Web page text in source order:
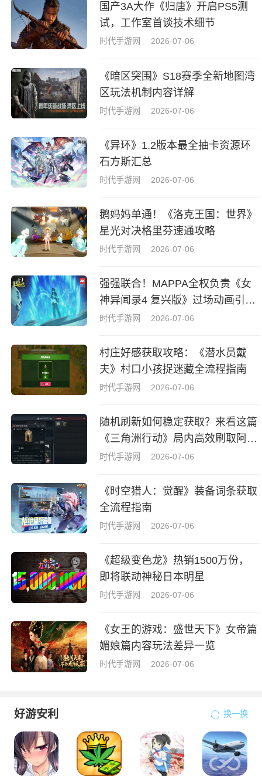
国产3A大作《归唐》开启PS5测
试，工作室首谈技术细节
时代手游网 2026-07-06
《暗区突围》S18赛季全新地图湾
区玩法机制内容详解
时代手游网 2026-07-06
《异环》1.2版本最全抽卡资源环
石方斯汇总
时代手游网 2026-07-06
鹅妈妈单通！《洛克王国：世界》
星光对决格里芬速通攻略
时代手游网 2026-07-06
强强联合！MAPPA全权负责《女
神异闻录4 复兴版》过场动画引热
议
时代手游网 2026-07-06
村庄好感获取攻略：《潜水员戴
夫》村口小孩捉迷藏全流程指南
时代手游网 2026-07-06
随机刷新如何稳定获取？来看这篇
《三角洲行动》局内高效刷取阿萨
拉牌盒指南
时代手游网 2026-07-06
《时空猎人：觉醒》装备词条获取
全流程指南
时代手游网 2026-07-06
《超级变色龙》热销1500万份，
即将联动神秘日本明星
时代手游网 2026-07-06
《女王的游戏：盛世天下》女帝篇
媚娘篇内容玩法差异一览
时代手游网 2026-07-06
好游安利 换一换